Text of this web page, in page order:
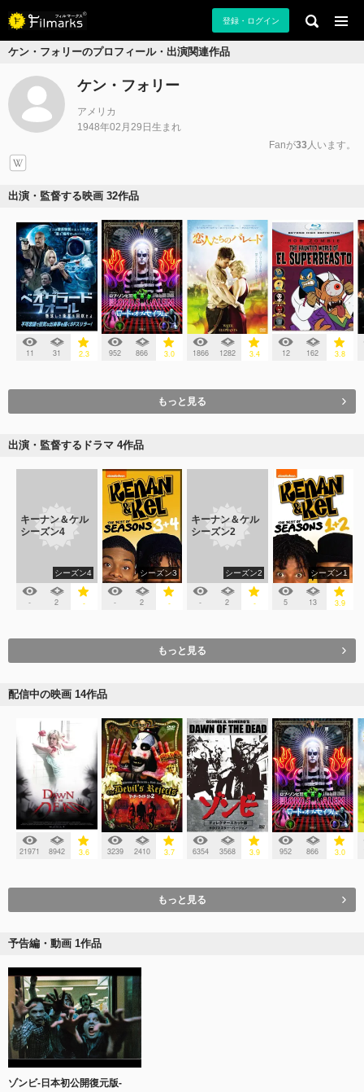
登録・ログイン
ケン・フォリーのプロフィール・出演関連作品
ケン・フォリー
アメリカ
1948年02月29日生まれ
Fanが33 人います。
出演・監督する映画 32作品
11 31 2.3 952 866 3.0 1866 1282 3.4 12 162 3.8
もっと見る
出演・監督するドラマ 4作品
キーナン＆ケル
シーズン4
シーズン4
- 2 -
シーズン3
- 2 -
キーナン＆ケル
シーズン2
シーズン2
- 2 -
シーズン1
5 13 3.9
もっと見る
配信中の映画 14作品
21971 8942 3.6 3239 2410 3.7 6354 3568 3.9 952 866 3.0
もっと見る
予告編・動画 1作品
ゾンビ-日本初公開復元版-